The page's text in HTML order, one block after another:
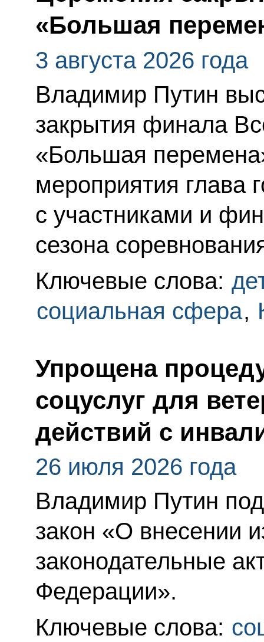
«Большая
3 августа 2026 года
Владимир Путин
закрытия финала
«Большая
мероприятия глава
с участниками и
сезона
Ключевые слова:
социальная сфера,
Упрощена
соцуслуг для
действий с
26 июля 2026 года
Владимир Путин
закон «О внесении
законодательные
Федерации».
Ключевые слова: